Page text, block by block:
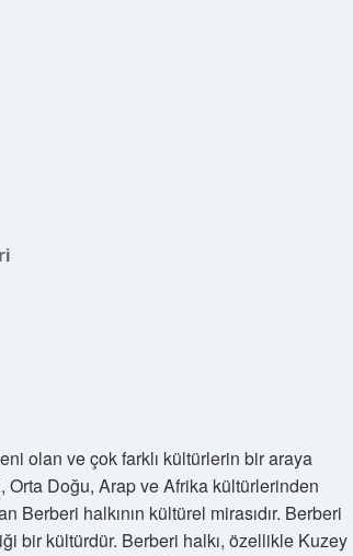
olan ve çok farklı kültürlerin bir araya
Orta Doğu, Arap ve Afrika kültürlerinden
Berberi halkının kültürel mirasıdır. Berberi
bir kültürdür. Berberi halkı, özellikle Kuzey